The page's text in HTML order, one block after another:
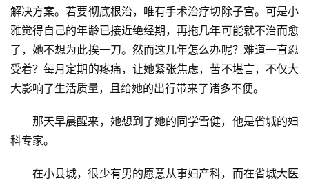
解决方案。若要彻底根治，唯有手术治疗切除子宫。可是小
雅觉得自己的年龄已接近绝经期，再拖几年可能就不治而愈
了，她不想为此挨一刀。然而这几年怎么办呢？难道一直忍
受着？每月定期的疼痛，让她紧张焦虑，苦不堪言，不仅大
大影响了生活质量，且给她的出行带来了诸多不便。
那天早晨醒来，她想到了她的同学雪健，他是省城的妇
科专家。
在小县城，很少有男的愿意从事妇产科，而在省城大医